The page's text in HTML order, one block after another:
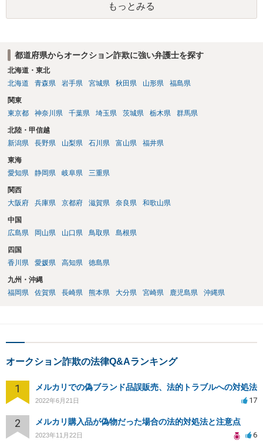
もっとみる
都道府県からオークション詐欺に強い弁護士を探す
北海道・東北
北海道
青森県 岩手県 宮城県 秋田県 山形県 福島県
関東
東京都
神奈川県 千葉県 埼玉県 茨城県 栃木県 群馬県
北陸・甲信越
新潟県
長野県 山梨県 石川県 富山県 福井県
東海
愛知県
静岡県 岐阜県 三重県
関西
大阪府
兵庫県 京都府 滋賀県 奈良県 和歌山県
中国
広島県
岡山県 山口県 鳥取県 島根県
四国
香川県
愛媛県 高知県 徳島県
九州・沖縄
福岡県
佐賀県 長崎県 熊本県 大分県 宮崎県 鹿児島県 沖縄県
オークション詐欺の法律Q&Aランキング
1 メルカリでの偽ブランド品誤販売、法的トラブルへの対処法
2022年6月21日 17
2 メルカリ購入品が偽物だった場合の法的対処法と注意点
2023年11月22日 6